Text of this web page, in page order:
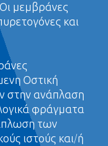
μεμβράνες
και
Οστική
στην ανάπλαση
φράγματα
των
ιστούς και/ή